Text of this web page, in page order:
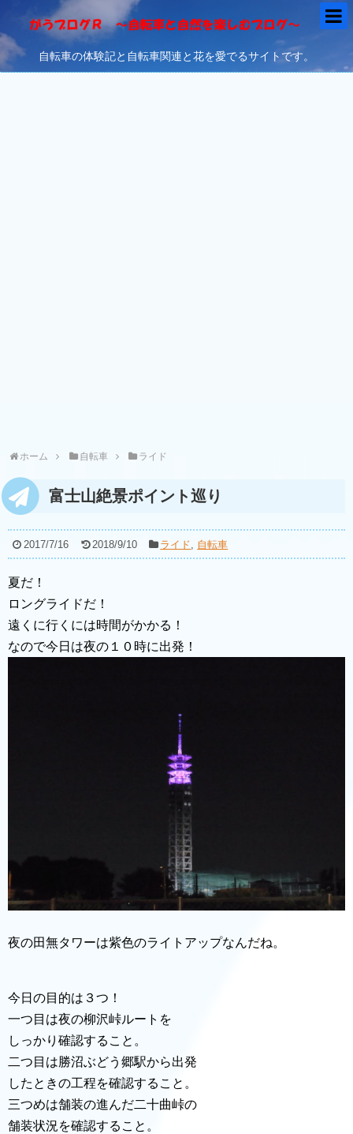
自転車の体験記と自転車関連と花を愛でるサイトです。
ホーム 自転車 ライド
富士山絶景ポイント巡り
2017/7/16 2018/9/10 ライド, 自転車
夏だ！
ロングライドだ！
遠くに行くには時間がかかる！
なので今日は夜の１０時に出発！
夜の田無タワーは紫色のライトアップなんだね。
今日の目的は３つ！
一つ目は夜の柳沢峠ルートを
しっかり確認すること。
二つ目は勝沼ぶどう郷駅から出発
したときの工程を確認すること。
三つめは舗装の進んだ二十曲峠の
舗装状況を確認すること。